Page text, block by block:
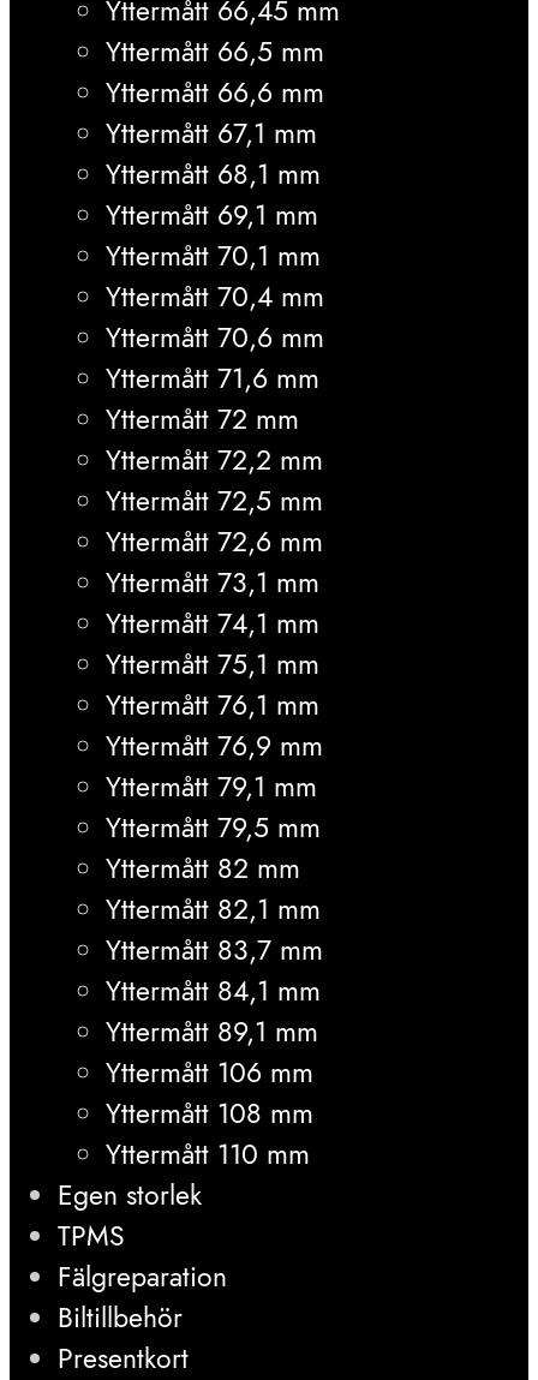
Yttermått 66,45 mm
Yttermått 66,5 mm
Yttermått 66,6 mm
Yttermått 67,1 mm
Yttermått 68,1 mm
Yttermått 69,1 mm
Yttermått 70,1 mm
Yttermått 70,4 mm
Yttermått 70,6 mm
Yttermått 71,6 mm
Yttermått 72 mm
Yttermått 72,2 mm
Yttermått 72,5 mm
Yttermått 72,6 mm
Yttermått 73,1 mm
Yttermått 74,1 mm
Yttermått 75,1 mm
Yttermått 76,1 mm
Yttermått 76,9 mm
Yttermått 79,1 mm
Yttermått 79,5 mm
Yttermått 82 mm
Yttermått 82,1 mm
Yttermått 83,7 mm
Yttermått 84,1 mm
Yttermått 89,1 mm
Yttermått 106 mm
Yttermått 108 mm
Yttermått 110 mm
Egen storlek
TPMS
Fälgreparation
Biltillbehör
Presentkort